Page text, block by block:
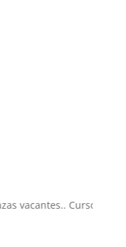
vacantes.. Curso 2026-